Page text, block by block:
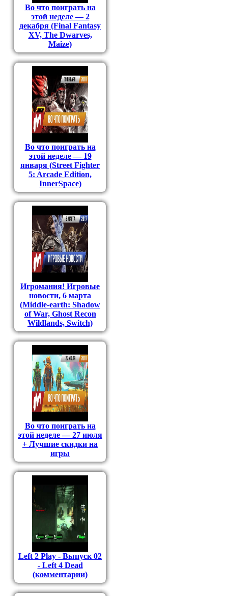
Во что поиграть на
этой неделе — 2
декабря (Final Fantasy
XV, The Dwarves,
Maize)
Во что поиграть на
этой неделе — 19
января (Street Fighter
5: Arcade Edition,
InnerSpace)
Игромания! Игровые
новости, 6 марта
(Middle-earth: Shadow
of War, Ghost Recon
Wildlands, Switch)
Во что поиграть на
этой неделе — 27 июля
+ Лучшие скидки на
игры
Left 2 Play - Выпуск 02
- Left 4 Dead
(комментарии)